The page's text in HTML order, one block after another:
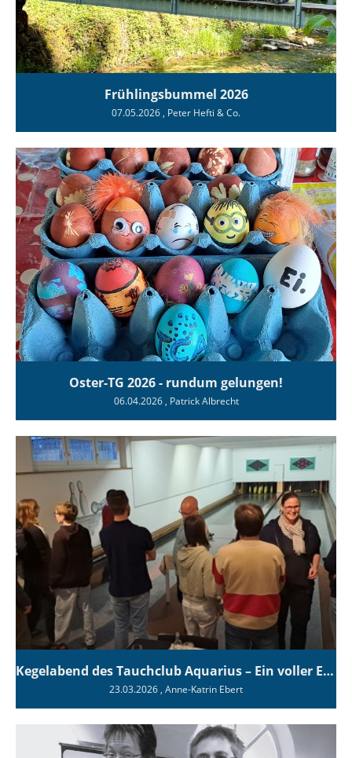
Frühlingsbummel 2026
07.05.2026 , Peter Hefti & Co.
Oster-TG 2026 - rundum gelungen!
06.04.2026, Patrick Albrecht
Kegelabend des Tauchclub Aquarius – Ein voller Erfolg!
23.03.2026 , Anne-Katrin Ebert